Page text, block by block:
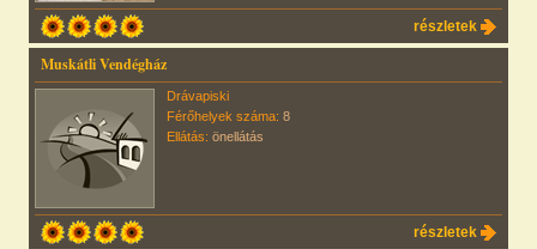
részletek
Muskátli Vendégház
Drávapiski
Férőhelyek száma: 8
Ellátás: önellátás
részletek